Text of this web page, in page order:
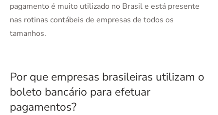
pagamento é muito utilizado no Brasil e está presente
nas rotinas contábeis de empresas de todos os
tamanhos.
Por que empresas brasileiras utilizam o
boleto bancário para efetuar
pagamentos?